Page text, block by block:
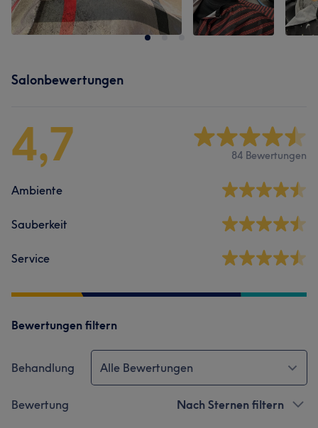
Salonbewertungen
4,7 84 Bewertungen
Ambiente
Sauberkeit
Service
Bewertungen filtern
Behandlung Alle Bewertungen
Bewertung Nach Sternen filtern